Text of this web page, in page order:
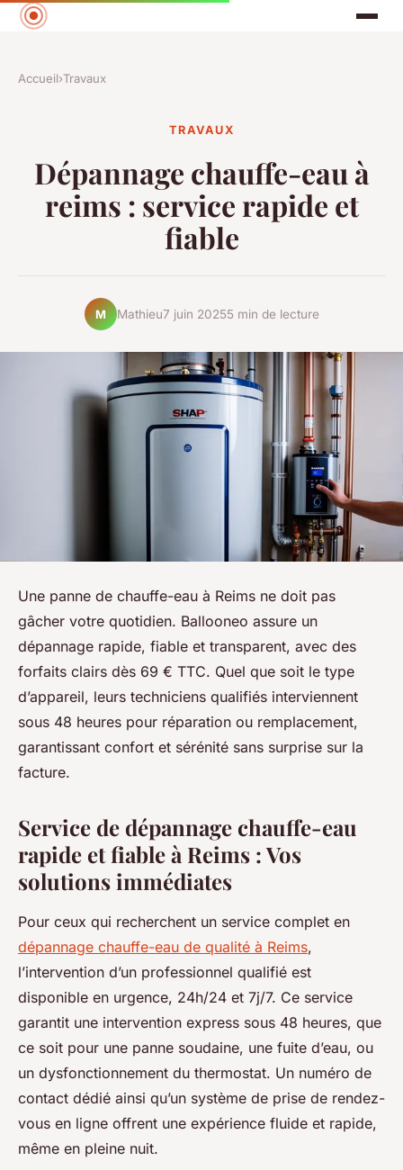
Accueil›Travaux
TRAVAUX
Dépannage chauffe-eau à
reims : service rapide et
fiable
M Mathieu7 juin 20255 min de lecture
Une panne de chauffe-eau à Reims ne doit pas
gâcher votre quotidien. Ballooneo assure un
dépannage rapide, fiable et transparent, avec des
forfaits clairs dès 69 € TTC. Quel que soit le type
d’appareil, leurs techniciens qualifiés interviennent
sous 48 heures pour réparation ou remplacement,
garantissant confort et sérénité sans surprise sur la
facture.
Service de dépannage chauffe-eau
rapide et fiable à Reims : Vos
solutions immédiates
Pour ceux qui recherchent un service complet en
dépannage chauffe-eau de qualité à Reims,
l’intervention d’un professionnel qualifié est
disponible en urgence, 24h/24 et 7j/7. Ce service
garantit une intervention express sous 48 heures, que
ce soit pour une panne soudaine, une fuite d’eau, ou
un dysfonctionnement du thermostat. Un numéro de
contact dédié ainsi qu’un système de prise de rendez-
vous en ligne offrent une expérience fluide et rapide,
même en pleine nuit.